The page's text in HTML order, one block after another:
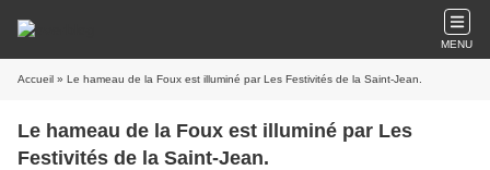
MENU
Accueil » Le hameau de la Foux est illuminé par Les Festivités de la Saint-Jean.
Le hameau de la Foux est illuminé par Les
Festivités de la Saint-Jean.